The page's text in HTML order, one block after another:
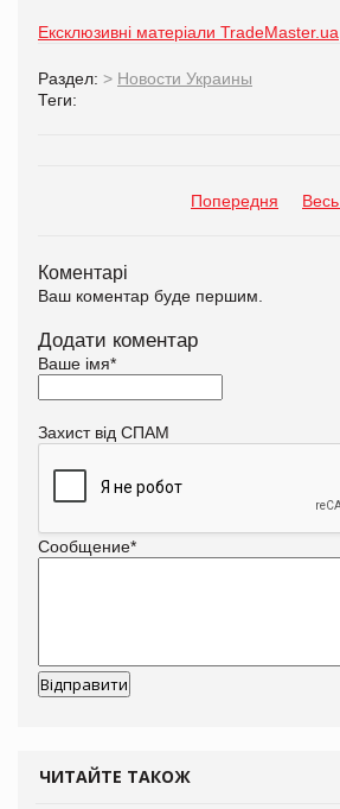
Ексклюзивні матеріали TradeMaster.ua
Раздел: > Новости Украины
Теги:
Попередня
Коментарі
Ваш коментар буде першим.
Додати коментар
Ваше імя*
Захист від СПАМ
Сообщение*
ЧИТАЙТЕ ТАКОЖ